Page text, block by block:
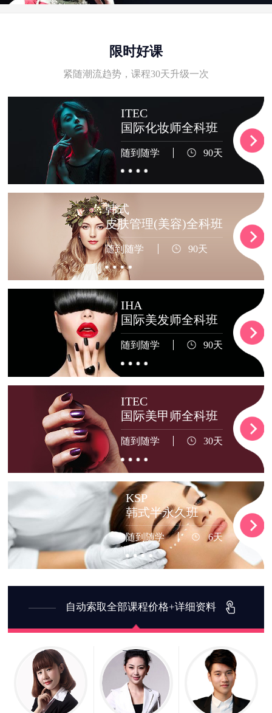
限时好课
紧随潮流趋势，课程30天升级一次
ITEC
国际化妆师全科班
随到随学 90天
韩式
皮肤管理(美容)全科班
随到随学 90天
IHA
国际美发师全科班
随到随学 90天
ITEC
国际美甲师全科班
随到随学 30天
KSP
韩式半永久班
随到随学 6天
自动索取全部课程价格+详细资料